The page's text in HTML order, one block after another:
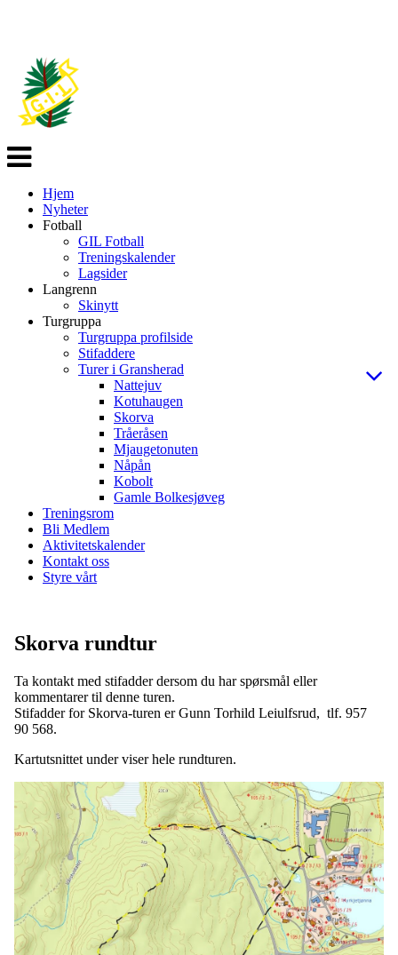
Veksle
navigasjon
Hjem
Nyheter
Fotball
GIL Fotball
Treningskalender
Lagsider
Langrenn
Skinytt
Turgruppa
Turgruppa profilside
Stifaddere
Turer i Gransherad
Nattejuv
Kotuhaugen
Skorva
Tråeråsen
Mjaugetonuten
Nåpån
Kobolt
Gamle Bolkesjøveg
Treningsrom
Bli Medlem
Aktivitetskalender
Kontakt oss
Styre vårt
Skorva rundtur
Ta kontakt med stifadder dersom du har spørsmål eller
kommentarer til denne turen.
Stifadder for Skorva-turen er Gunn Torhild Leiulfsrud, tlf. 957
90 568.
Kartutsnittet under viser hele rundturen.